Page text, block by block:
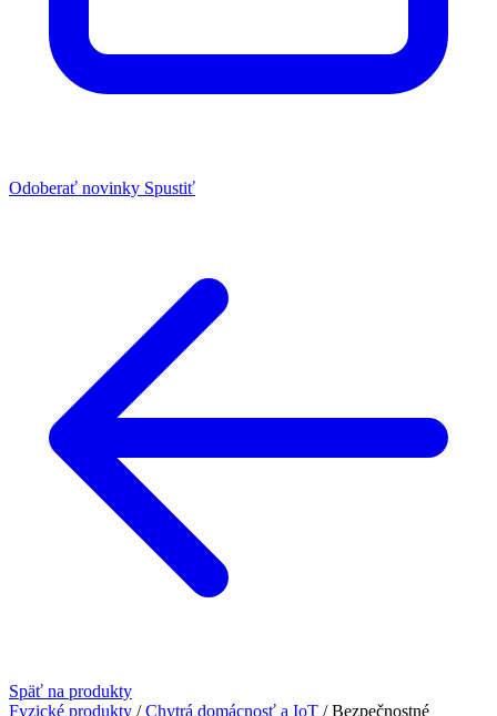
Odoberať novinky Spustiť
Späť na produkty
Fyzické produkty / Chytrá domácnosť a IoT / Bezpečnostné